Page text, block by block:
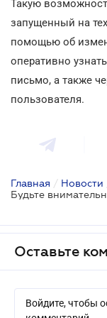
Такую
запущенный на
помощью об
оперативно
письмо, а также
пользователя.
Главная / Новости
Оставьте
Войдите, чтобы